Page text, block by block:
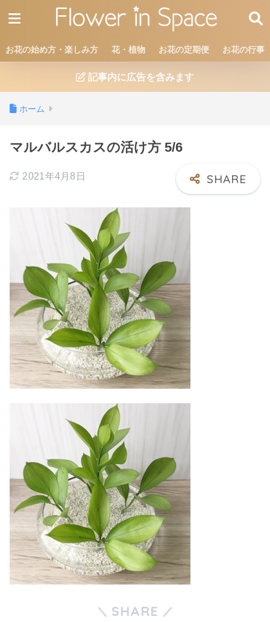
お花の始め方・楽しみ方 花・植物 お花の定期便 お花の行事
記事内に広告を含みます
ホーム
マルバルスカスの活け方 5/6
2021年4月8日
SHARE